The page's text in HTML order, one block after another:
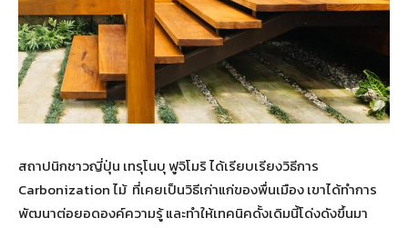
สถาปนิกชาวญี่ปุ่น เทรุโนบุ ฟูจิโมริ ได้เรียบเรียงวิธีการ
Carbonization ไม้ ที่เคยเป็นวิธีเก่าแก่ของพื่นเมือง เขาได้ทำการ
พัฒนาต่อยอดองค์ความรู้ และทำให้เทคนิคดั้งเดิมนี้โด่งดังขึ้นมา